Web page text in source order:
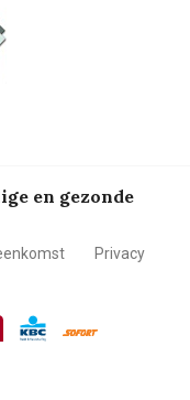
en gezonde
Privacy